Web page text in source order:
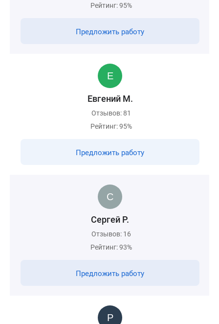
Рейтинг: 95%
Предложить работу
Евгений М.
Отзывов: 81
Рейтинг: 95%
Предложить работу
Сергей Р.
Отзывов: 16
Рейтинг: 93%
Предложить работу